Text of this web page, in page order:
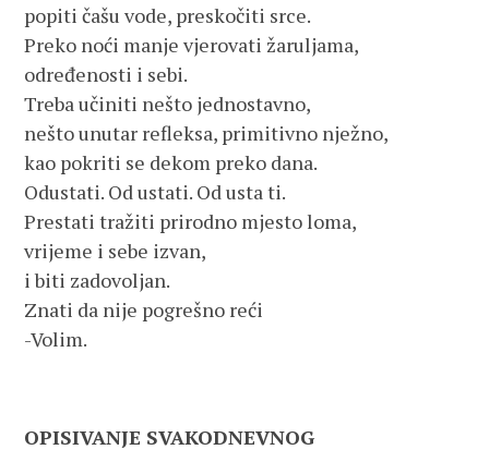
popiti čašu vode, preskočiti srce.
Preko noći manje vjerovati žaruljama,
određenosti i sebi.
Treba učiniti nešto jednostavno,
nešto unutar refleksa, primitivno nježno,
kao pokriti se dekom preko dana.
Odustati. Od ustati. Od usta ti.
Prestati tražiti prirodno mjesto loma,
vrijeme i sebe izvan,
i biti zadovoljan.
Znati da nije pogrešno reći
-Volim.
OPISIVANJE SVAKODNEVNOG